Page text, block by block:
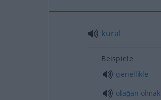
kural
Beispiele
genellikle
olağan olmak